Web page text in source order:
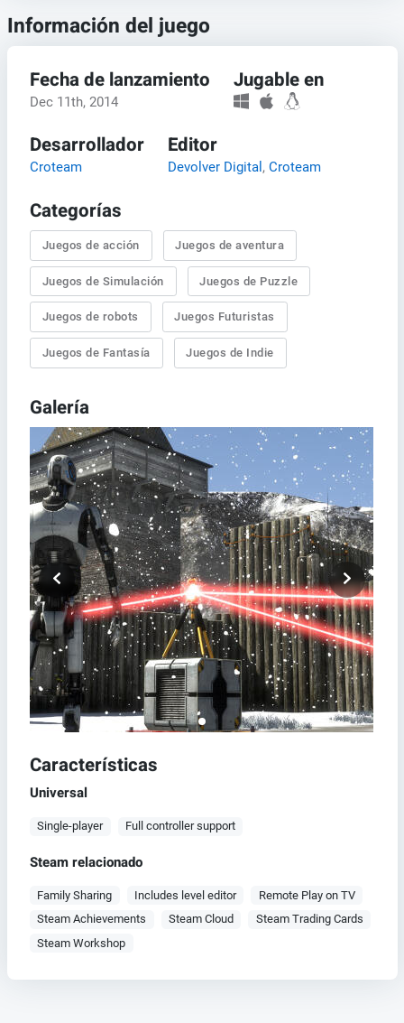
Información del juego
Fecha de lanzamiento
Dec 11th, 2014
Jugable en
Desarrollador
Croteam
Editor
Devolver Digital , Croteam
Categorías
Juegos de acción Juegos de aventura
Juegos de Simulación Juegos de Puzzle
Juegos de robots Juegos Futuristas
Juegos de Fantasía Juegos de Indie
Galería
Características
Universal
Single-player Full controller support
Steam relacionado
Family Sharing Includes level editor
Remote Play on TV
Steam Achievements
Steam Cloud
Steam Trading Cards
Steam Workshop